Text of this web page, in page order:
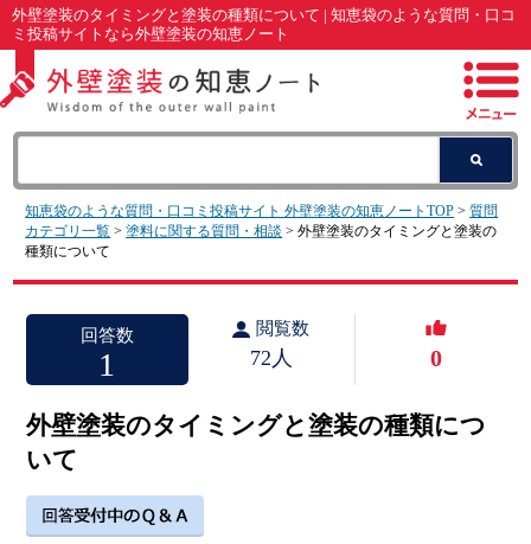
外壁塗装のタイミングと塗装の種類について | 知恵袋のような質問・口コ
ミ投稿サイトなら外壁塗装の知恵ノート
知恵袋のような質問・口コミ投稿サイト 外壁塗装の知恵ノートTOP >質問
カテゴリ一覧 >塗料に関する質問・相談 > 外壁塗装のタイミングと塗装の
種類について
回答数
1
閲覧数
72人 0
外壁塗装のタイミングと塗装の種類につ
いて